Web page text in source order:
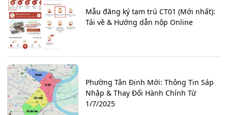
Mẫu đăng ký tạm trú CT01 (Mới nhất):
Tải về & Hướng dẫn nộp Online
Phường Tân Định Mới: Thông Tin Sáp
Nhập & Thay Đổi Hành Chính Từ
1/7/2025